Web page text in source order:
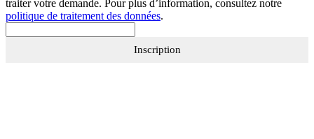
traiter votre demande. Pour plus d’information, consultez notre
politique de traitement des données.
Inscription